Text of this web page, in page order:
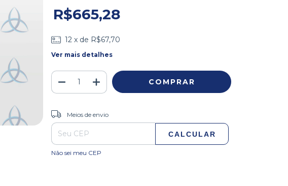
R$665,28
12 x de R$67,70
Ver mais detalhes
Entregas para o CEP:
Meios de envio
CALCULAR
Não sei meu CEP